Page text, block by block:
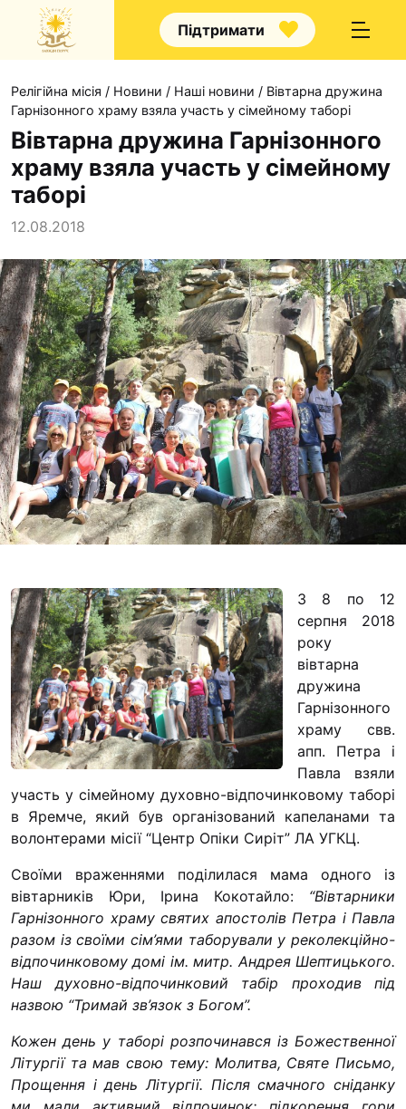
Підтримати
Про нас
Наші напрямки
Наш покровитель
Контакти
Проекти
Футбольна
Кулінарний гурток
Іконописна школа
“Капеланчики”
Альтернатива
Чемпіонат з міні-
“КОПА”
Як допомогти
Ми помолимося
З рук в руки
Підтримати сім’ю
Юричко
“#Усинови_ТИ”
Освіта
Контакти
(096) 749 79 80
Релігійна місія / Новини / Наші новини / Вівтарна дружина
Гарнізонного храму взяла участь у сімейному таборі
Вівтарна дружина Гарнізонного
храму взяла участь у сімейному
таборі
12.08.2018
З 8 по 12
серпня 2018
року
вівтарна
дружина
Гарнізонного
храму свв.
апп. Петра і
Павла взяли
участь у сімейному духовно-відпочинковому таборі
в Яремче, який був організований капеланами та
волонтерами місії “Центр Опіки Сиріт” ЛА УГКЦ.
Своїми враженнями поділилася мама одного із
вівтарників Юри, Ірина Кокотайло: “Вівтарники
Гарнізонного храму святих апостолів Петра і Павла
разом із своїми сім’ями таборували у реколекційно-
відпочинковому домі ім. митр. Андрея Шептицького.
Наш духовно-відпочинковий табір проходив під
назвою “Тримай зв’язок з Богом”.
Кожен день у таборі розпочинався із Божественної
Літургії та мав свою тему: Молитва, Святе Письмо,
Прощення і день Літургії. Після смачного сніданку